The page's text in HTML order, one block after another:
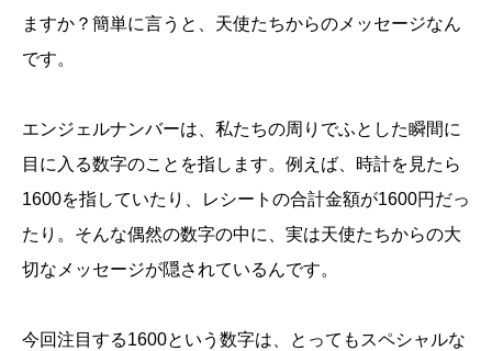
ますか？簡単に言うと、天使たちからのメッセージなん
です。
エンジェルナンバーは、私たちの周りでふとした瞬間に
目に入る数字のことを指します。例えば、時計を見たら
1600を指していたり、レシートの合計金額が1600円だっ
たり。そんな偶然の数字の中に、実は天使たちからの大
切なメッセージが隠されているんです。
今回注目する1600という数字は、とってもスペシャルな